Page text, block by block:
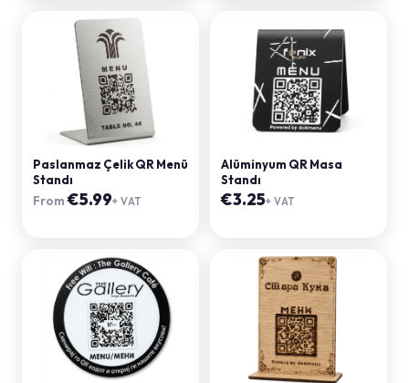
Paslanmaz Çelik QR Menü
Standı
From €5.99+ VAT
Alüminyum QR Masa
Standı
€3.25+ VAT